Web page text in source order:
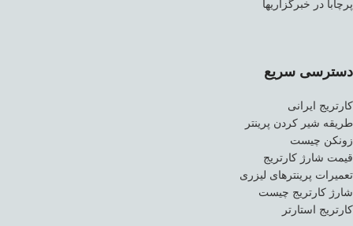
پرچابا در خبرگزاریها
دسترسی سریع
کارتریج ایرانی
طریقه شیر کردن پرینتر
زونکن چیست
قیمت شارژ کارتریج
تعمیرات پرینترهای لیزری
شارژ کارتریج چیست
کارتریج استارتر